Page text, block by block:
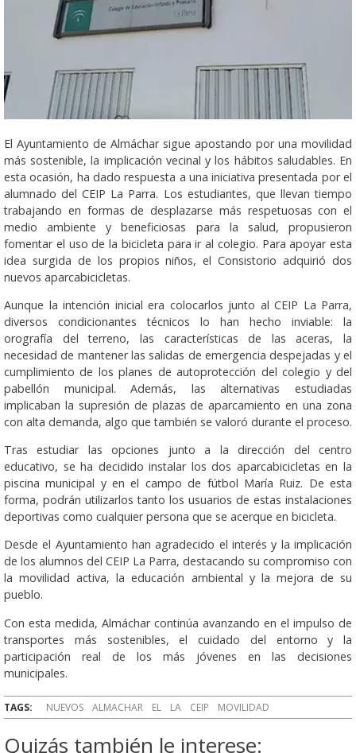
El Ayuntamiento de Almáchar sigue apostando por una movilidad
más sostenible, la implicación vecinal y los hábitos saludables. En
esta ocasión, ha dado respuesta a una iniciativa presentada por el
alumnado del CEIP La Parra. Los estudiantes, que llevan tiempo
trabajando en formas de desplazarse más respetuosas con el
medio ambiente y beneficiosas para la salud, propusieron
fomentar el uso de la bicicleta para ir al colegio. Para apoyar esta
idea surgida de los propios niños, el Consistorio adquirió dos
nuevos aparcabicicletas.
Aunque la intención inicial era colocarlos junto al CEIP La Parra,
diversos condicionantes técnicos lo han hecho inviable: la
orografía del terreno, las características de las aceras, la
necesidad de mantener las salidas de emergencia despejadas y el
cumplimiento de los planes de autoprotección del colegio y del
pabellón municipal. Además, las alternativas estudiadas
implicaban la supresión de plazas de aparcamiento en una zona
con alta demanda, algo que también se valoró durante el proceso.
Tras estudiar las opciones junto a la dirección del centro
educativo, se ha decidido instalar los dos aparcabicicletas en la
piscina municipal y en el campo de fútbol María Ruiz. De esta
forma, podrán utilizarlos tanto los usuarios de estas instalaciones
deportivas como cualquier persona que se acerque en bicicleta.
Desde el Ayuntamiento han agradecido el interés y la implicación
de los alumnos del CEIP La Parra, destacando su compromiso con
la movilidad activa, la educación ambiental y la mejora de su
pueblo.
Con esta medida, Almáchar continúa avanzando en el impulso de
transportes más sostenibles, el cuidado del entorno y la
participación real de los más jóvenes en las decisiones
municipales.
TAGS: NUEVOS ALMACHAR EL LA CEIP MOVILIDAD
Quizás también le interese: